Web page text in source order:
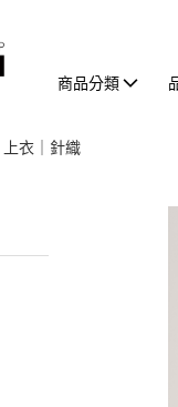
商品分類
上衣｜針織